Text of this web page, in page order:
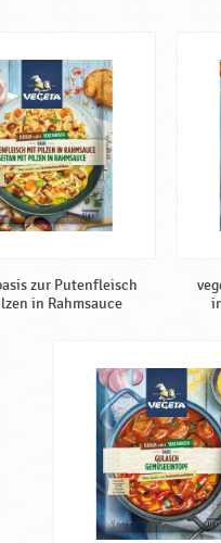
zur Putenfleisch
in Rahmsauce